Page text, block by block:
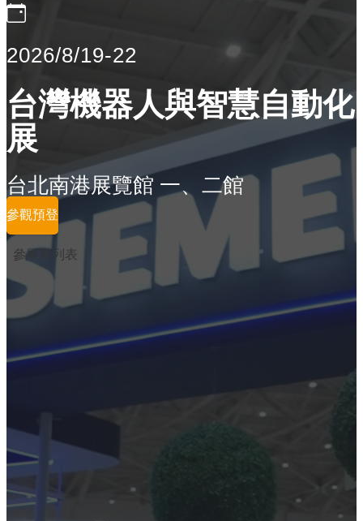
2026/8/19-22
台灣機器人與智慧自動化
展
台北南港展覽館 一、二館
參觀預登
參展商列表